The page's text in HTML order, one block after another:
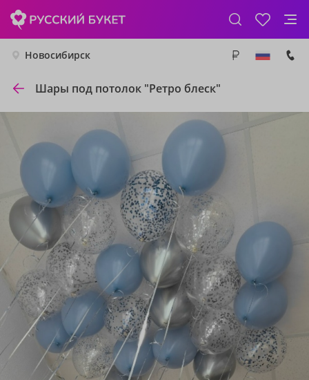
Новосибирск
Шары под потолок "Ретро блеск"